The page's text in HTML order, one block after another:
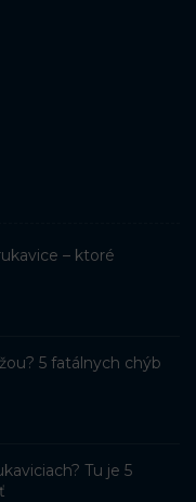
– ktoré
5 fatálnych chýb
Tu je 5